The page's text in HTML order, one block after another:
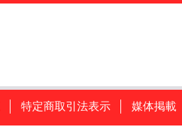
特定商取引法表示 媒体掲載